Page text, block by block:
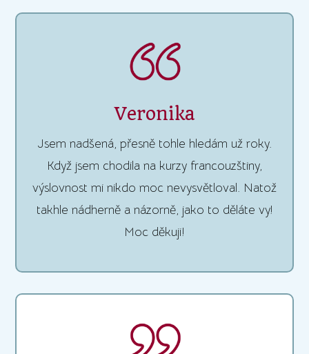
Veronika
Jsem nadšená, přesně tohle hledám už roky.
Když jsem chodila na kurzy francouzštiny,
výslovnost mi nikdo moc nevysvětloval. Natož
takhle nádherně a názorně, jako to děláte vy!
Moc děkuji!